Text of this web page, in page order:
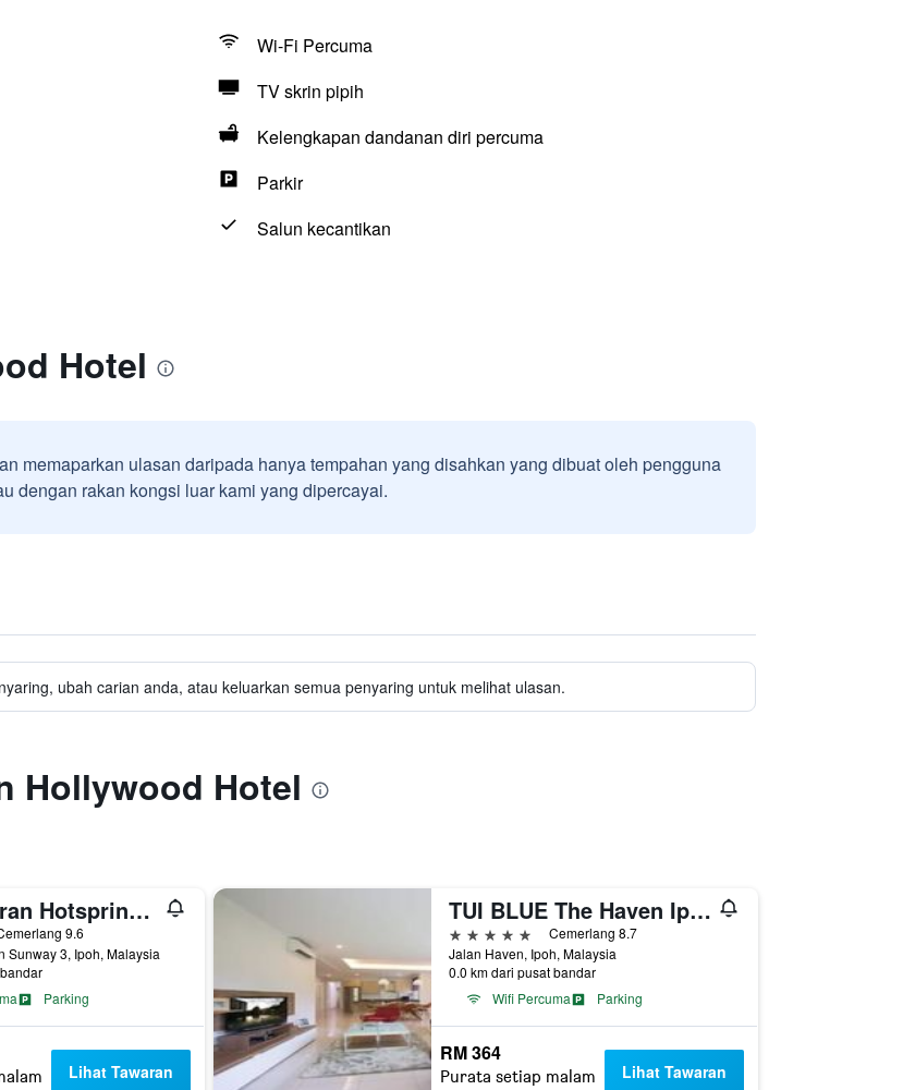
Wi-Fi Percuma
TV skrin pipih
Kelengkapan dandanan diri percuma
Parkir
Salun kecantikan
Hotel
memaparkan ulasan daripada hanya tempahan yang disahkan yang dibuat oleh pengguna
dengan rakan kongsi luar kami yang dipercayai.
ubah carian anda, atau keluarkan semua penyaring untuk melihat ulasan.
Hollywood Hotel
The Banjaran Hotsprings Retreat
9.6
Sunway 3, Ipoh, Malaysia
Parking
Lihat Tawaran
TUI BLUE The Haven Ipoh
5 bintang
Cemerlang 8.7
Jalan Haven, Ipoh, Malaysia
0.0 km dari pusat bandar
Wifi Percuma
Parking
RM 364
Purata setiap malam Lihat Tawaran